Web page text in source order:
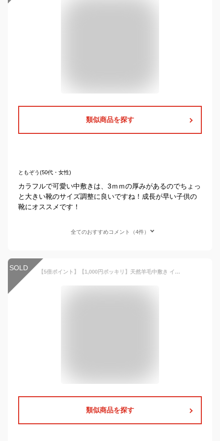
類似商品を探す
ともぞう(50代・女性)
カラフルで可愛い中敷きは、3ｍｍの厚みがあるのでちょっ
と大きい靴のサイズ調整に良いですね！成長が早い子供の
靴にオススメです！
全てのおすすめコメント（4件）
SOLD 【5倍ポイント】【1,000円ポッキリ】天然羊毛中敷き インソール 薄型 暖かい 疲労感緩和 低反発クッション性 柔らかい 防寒通気性保温効果 シューズ スニーカー ブーツ ボア 防寒グッズ 足元あったかグッズ男女兼用子供靴大きめサイズ
類似商品を探す